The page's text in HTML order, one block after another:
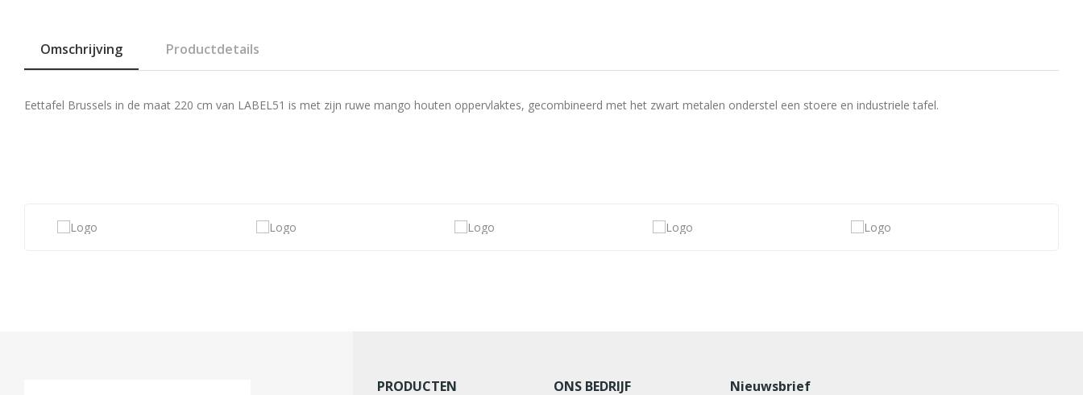
Omschrijving Productdetails
Eettafel Brussels in de maat 220 cm van LABEL51 is met zijn ruwe mango houten oppervlaktes, gecombineerd met het zwart metalen onderstel een stoere en industriele tafel.
PRODUCTEN ONS BEDRIJF Nieuwsbrief